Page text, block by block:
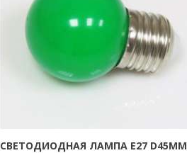
СВЕТОДИОДНАЯ ЛАМПА E27 D45ММ